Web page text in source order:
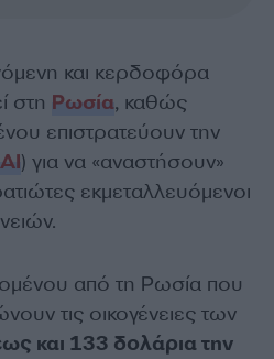
και κερδοφόρα
στη Ρωσία, καθώς
επιστρατεύουν την
AI) για να «αναστήσουν»
εκμεταλλευόμενοι
από τη Ρωσία που
τις οικογένειες των
και 133 δολάρια την